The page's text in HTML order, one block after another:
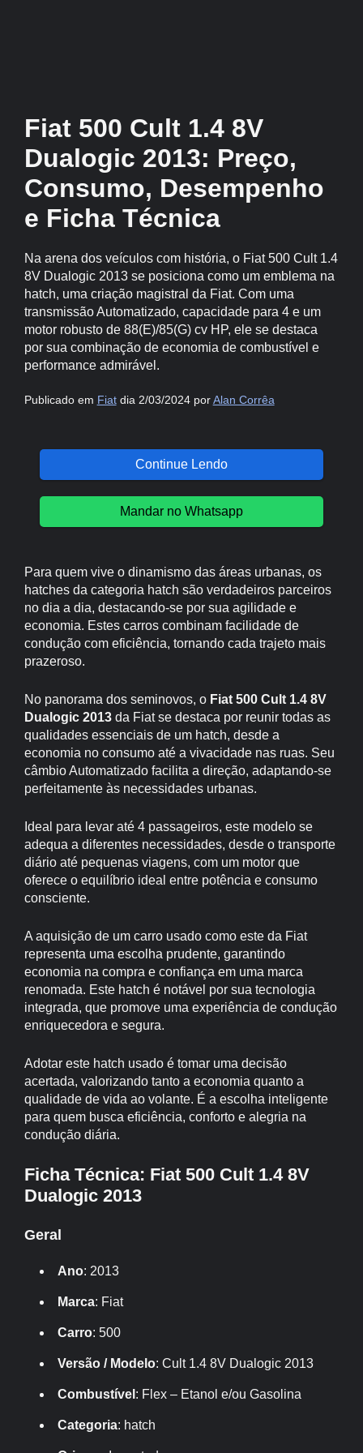
Fiat 500 Cult 1.4 8V
Dualogic 2013: Preço,
Consumo, Desempenho
e Ficha Técnica
Na arena dos veículos com história, o Fiat 500 Cult 1.4
8V Dualogic 2013 se posiciona como um emblema na
hatch, uma criação magistral da Fiat. Com uma
transmissão Automatizado, capacidade para 4 e um
motor robusto de 88(E)/85(G) cv HP, ele se destaca
por sua combinação de economia de combustível e
performance admirável.
Publicado em Fiatdia 2/03/2024 porAlan Corrêa
Continue Lendo
Mandar no Whatsapp
Para quem vive o dinamismo das áreas urbanas, os
hatches da categoria hatch são verdadeiros parceiros
no dia a dia, destacando-se por sua agilidade e
economia. Estes carros combinam facilidade de
condução com eficiência, tornando cada trajeto mais
prazeroso.
No panorama dos seminovos, o Fiat 500 Cult 1.4 8V
Dualogic 2013da Fiat se destaca por reunir todas as
qualidades essenciais de um hatch, desde a
economia no consumo até a vivacidade nas ruas. Seu
câmbio Automatizado facilita a direção, adaptando-se
perfeitamente às necessidades urbanas.
Ideal para levar até 4 passageiros, este modelo se
adequa a diferentes necessidades, desde o transporte
diário até pequenas viagens, com um motor que
oferece o equilíbrio ideal entre potência e consumo
consciente.
A aquisição de um carro usado como este da Fiat
representa uma escolha prudente, garantindo
economia na compra e confiança em uma marca
renomada. Este hatch é notável por sua tecnologia
integrada, que promove uma experiência de condução
enriquecedora e segura.
Adotar este hatch usado é tomar uma decisão
acertada, valorizando tanto a economia quanto a
qualidade de vida ao volante. É a escolha inteligente
para quem busca eficiência, conforto e alegria na
condução diária.
Ficha Técnica: Fiat 500 Cult 1.4 8V
Dualogic 2013
Geral
Ano: 2013
Marca: Fiat
Carro: 500
Versão / Modelo: Cult 1.4 8V Dualogic 2013
Combustível : Flex – Etanol e/ou Gasolina
Categoria: hatch